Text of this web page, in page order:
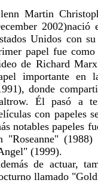
Martin
Unidos con
papel fue
de Richard
importante en
donde
Él pasó a
con papeles
notables papeles
"Roseanne"
(1999).
de actuar,
llamado